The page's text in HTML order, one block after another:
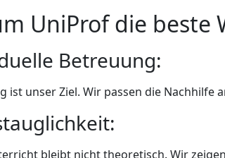
UniProf die beste
Betreuung:
ist unser Ziel. Wir passen die Nachhilfe
bleibt nicht theoretisch. Wir